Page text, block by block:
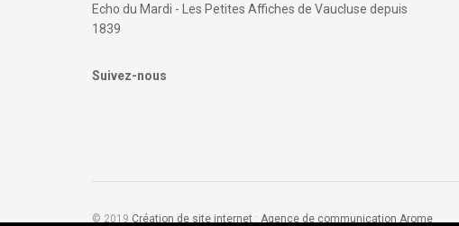
Echo du Mardi - Les Petites Affiches de Vaucluse depuis
1839
Suivez-nous
© 2019 Création de site internet : Agence de communication Arome